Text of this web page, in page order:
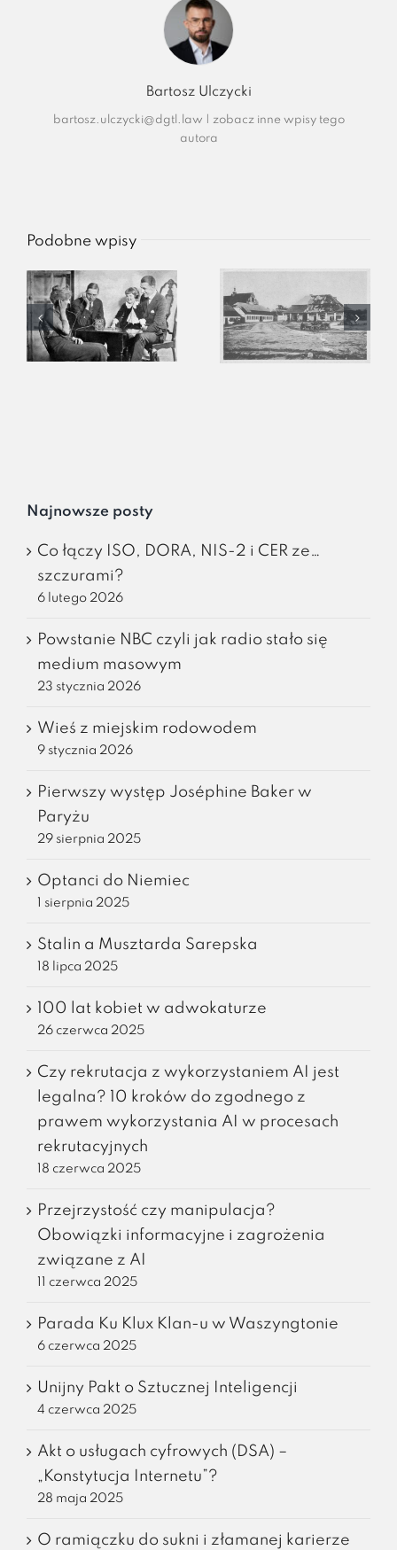
Bartosz Ulczycki
bartosz.ulczycki@dgtl.law
zobacz inne wpisy tego
autora
Podobne wpisy
Najnowsze posty
Co łączy ISO, DORA, NIS-2 i CER ze…
szczurami?
6 lutego 2026
Powstanie NBC czyli jak radio stało się
medium masowym
23 stycznia 2026
Wieś z miejskim rodowodem
9 stycznia 2026
Pierwszy występ Joséphine Baker w
Paryżu
29 sierpnia 2025
Optanci do Niemiec
1 sierpnia 2025
Stalin a Musztarda Sarepska
18 lipca 2025
100 lat kobiet w adwokaturze
26 czerwca 2025
Czy rekrutacja z wykorzystaniem AI jest
legalna? 10 kroków do zgodnego z
prawem wykorzystania AI w procesach
rekrutacyjnych
18 czerwca 2025
Przejrzystość czy manipulacja?
Obowiązki informacyjne i zagrożenia
związane z AI
11 czerwca 2025
Parada Ku Klux Klan-u w Waszyngtonie
6 czerwca 2025
Unijny Pakt o Sztucznej Inteligencji
4 czerwca 2025
Akt o usługach cyfrowych (DSA) –
„Konstytucja Internetu”?
28 maja 2025
O ramiączku do sukni i złamanej karierze